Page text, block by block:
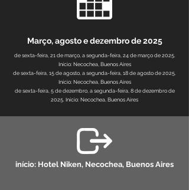
Março, agosto e dezembro de 2025
de sexta-feira, 21 de março, a segunda-feira, 24 de março de 2025.
Início: Necochea, Buenos Aires
de sexta-feira, 15 de agosto, a segunda-feira, 18 de agosto de 2025.
Início: Necochea, Buenos Aires
de sexta-feira, 5 de dezembro, a segunda-feira, 8 de dezembro de
2025. Início: Necochea, Buenos Aires
início: Hotel Niken, Necochea, Buenos Aires